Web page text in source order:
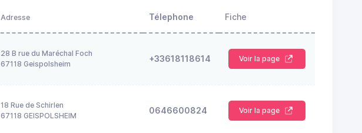
Adresse Télephone Fiche
28 B rue du Maréchal Foch
67118 Geispolsheim
+33618118614 Voir la page
18 Rue de Schirlen
67118 GEISPOLSHEIM
0646600824 Voir la page